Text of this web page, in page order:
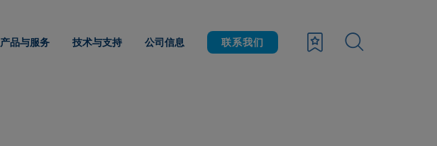
产品与服务 技术与支持 公司信息 联系我们